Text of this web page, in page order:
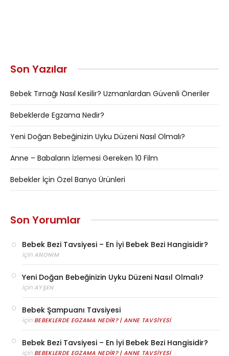
Son Yazılar
Bebek Tırnağı Nasıl Kesilir? Uzmanlardan Güvenli Öneriler
Bebeklerde Egzama Nedir?
Yeni Doğan Bebeğinizin Uyku Düzeni Nasıl Olmalı?
Anne – Babaların İzlemesi Gereken 10 Film
Bebekler İçin Özel Banyo Ürünleri
Son Yorumlar
Bebek Bezi Tavsiyesi – En İyi Bebek Bezi Hangisidir?
için ANONIM
Yeni Doğan Bebeğinizin Uyku Düzeni Nasıl Olmalı?
için AYŞEN
Bebek Şampuanı Tavsiyesi
için BEBEKLERDE EGZAMA NEDIR? | ANNE TAVSIYESI
Bebek Bezi Tavsiyesi – En İyi Bebek Bezi Hangisidir?
için BEBEKLERDE EGZAMA NEDIR? | ANNE TAVSIYESI